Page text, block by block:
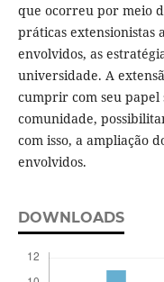
que ocorreu por meio
práticas extensionistas
envolvidos, as
universidade. A
cumprir com seu papel
comunidade,
com isso, a ampliação
envolvidos.
DOWNLOADS